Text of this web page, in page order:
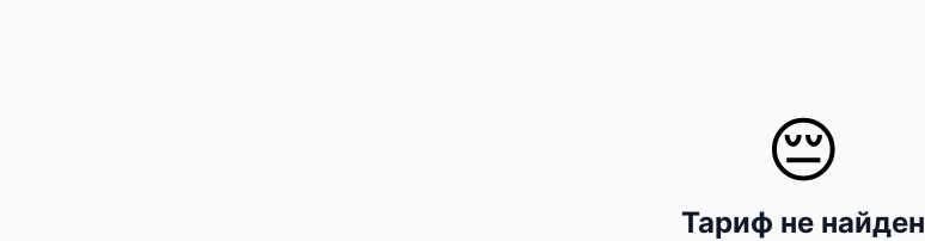
😔
Тариф не найден